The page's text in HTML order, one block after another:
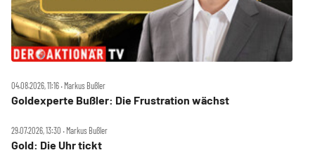
04.08.2026, 11:16 ‧ Markus Bußler
Goldexperte Bußler: Die Frustration wächst
29.07.2026, 13:30 ‧ Markus Bußler
Gold: Die Uhr tickt